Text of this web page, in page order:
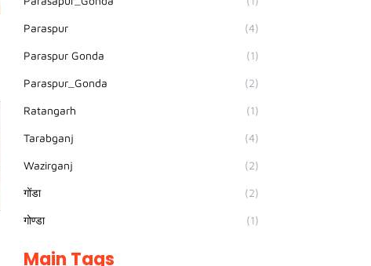
Paraspur (4)
Paraspur Gonda (1)
Paraspur_Gonda (2)
Ratangarh (1)
Tarabganj (4)
Wazirganj (2)
गोंडा (2)
गोण्डा (1)
Main Tags